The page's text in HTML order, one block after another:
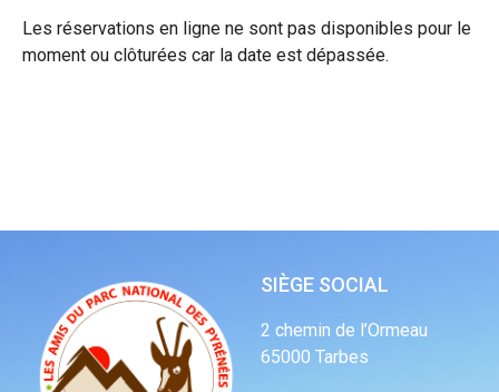
Les réservations en ligne ne sont pas disponibles pour le
moment ou clôturées car la date est dépassée.
SIÈGE SOCIAL
2 chemin de l’Ormeau
65000 Tarbes